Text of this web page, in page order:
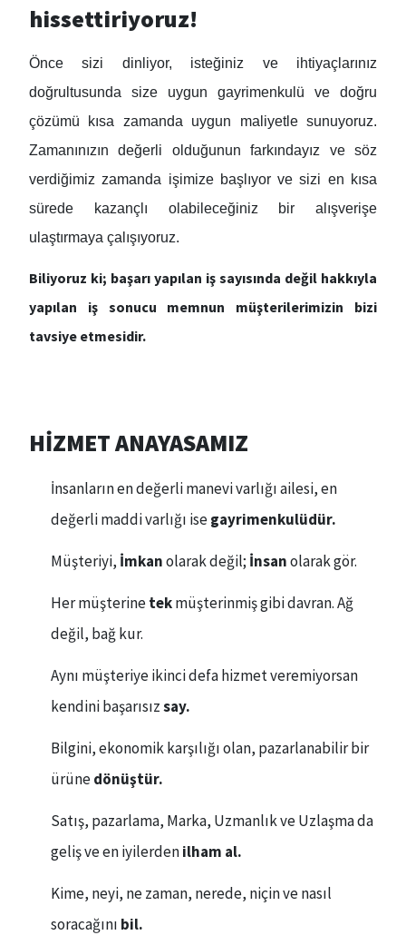
hissettiriyoruz!
Önce sizi dinliyor, isteğiniz ve ihtiyaçlarınız
doğrultusunda size uygun gayrimenkulü ve doğru
çözümü kısa zamanda uygun maliyetle sunuyoruz.
Zamanınızın değerli olduğunun farkındayız ve söz
verdiğimiz zamanda işimize başlıyor ve sizi en kısa
sürede kazançlı olabileceğiniz bir alışverişe
ulaştırmaya çalışıyoruz.
Biliyoruz ki; başarı yapılan iş sayısında değil hakkıyla
yapılan iş sonucu memnun müşterilerimizin bizi
tavsiye etmesidir.
HİZMET ANAYASAMIZ
İnsanların en değerli manevi varlığı ailesi, en
değerli maddi varlığı isegayrimenkulüdür.
​Müşteriyi, İmkanolarak değil; İnsanolarak gör.
​Her müşterinetekmüşterinmiş gibi davran. Ağ
değil, bağ kur.
​Aynı müşteriye ikinci defa hizmet veremiyorsan
kendini başarısızsay.
Bilgini, ekonomik karşılığı olan, pazarlanabilir bir
ürünedönüştür.
​Satış, pazarlama, Marka, Uzmanlık ve Uzlaşma da
geliş ve en iyilerdenilham al.
Kime, neyi, ne zaman, nerede, niçin ve nasıl
soracağını bil.